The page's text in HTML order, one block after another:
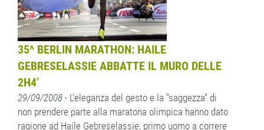
35^ BERLIN MARATHON: HAILE
GEBRESELASSIE ABBATTE IL MURO DELLE
2H4’
29/09/2008 - L’eleganza del gesto e la "saggezza" di
non prendere parte alla maratona olimpica hanno dato
ragione ad Haile Gebreselassie, primo uomo a correre